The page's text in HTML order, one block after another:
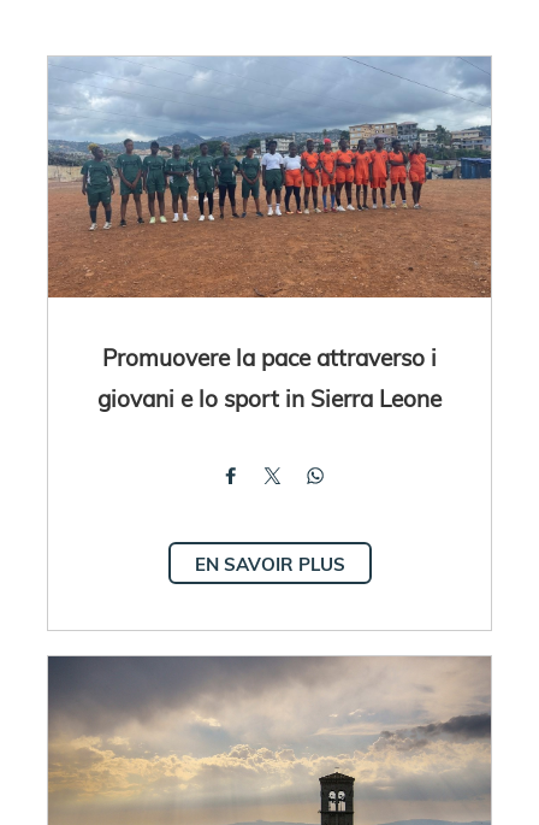
Promuovere la pace attraverso i
giovani e lo sport in Sierra Leone
EN SAVOIR PLUS